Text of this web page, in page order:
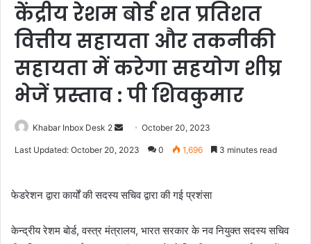
केंद्रीय रेशम बोर्ड शत प्रतिशत
वित्तीय सहायता और तकनीकी
सहायता में करेगा सहयोग शीघ्र
भेजें प्रस्ताव : पी शिवकुमार
Khabar Inbox Desk 2
SendOctober 20, 2023
Last Updated: October 20, 2023 0 1,696 3 minutes read
फेडरेशन द्वारा कार्यों की सदस्य सचिव द्वारा की गई प्रशंसा
केन्द्रीय रेशम बोर्ड, वस्त्र मंत्रालय, भारत सरकार के नव नियुक्त सदस्य सचिव